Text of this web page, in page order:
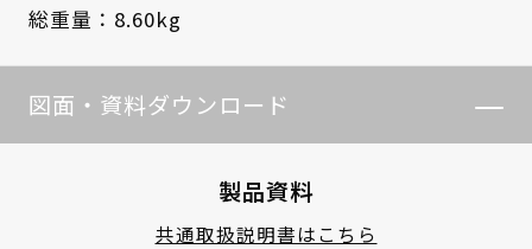
総重量：8.60kg
図面・資料ダウンロード
製品資料
共通取扱説明書はこちら